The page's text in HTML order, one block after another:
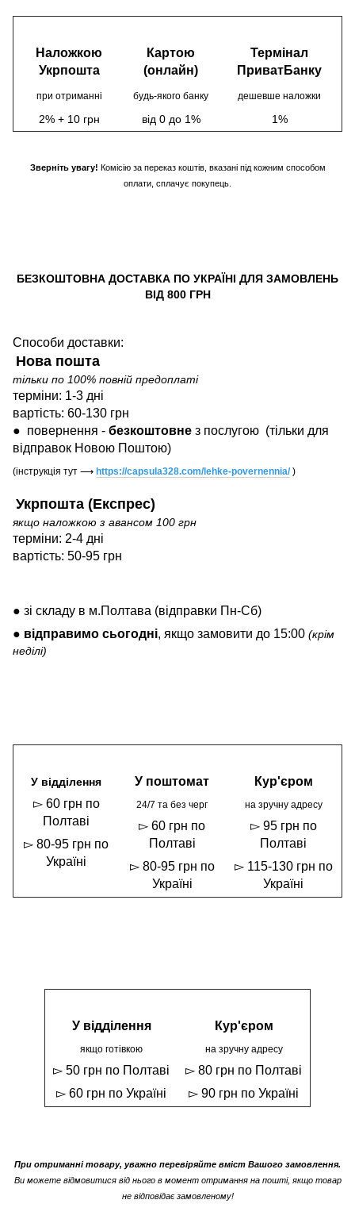
Наложкою
Укрпошта
Картою
(онлайн)
Термінал
ПриватБанку
при отриманні будь-якого банку дешевше наложки
2% + 10 грн від 0 до 1% 1%
Зверніть увагу! Комісію за переказ коштів, вказані під кожним способом
оплати, сплачує покупець.
БЕЗКОШТОВНА ДОСТАВКА ПО УКРАЇНІ ДЛЯ ЗАМОВЛЕНЬ
ВІД 800 ГРН
Способи доставки:
Нова пошта
тільки по 100% повній предоплаті
терміни: 1-3 дні
вартість: 60-130 грн
● повернення - безкоштовне з послугою (тільки для
відправок Новою Поштою)
(інструкція тут ⟶ https://capsula328.com/lehke-povernennia/)
Укрпошта (Експрес)
якщо наложкою з авансом 100 грн
терміни: 2-4 дні
вартість: 50-95 грн
● зі складу в м.Полтава (відправки Пн-Сб)
● відправимо сьогодні, якщо замовити до 15:00 (крім
неділі)
У відділення
▻ 60 грн по
Полтаві
▻ 80-95 грн по
Україні
У поштомат
24/7 та без черг
▻ 60 грн по
Полтаві
▻ 80-95 грн по
Україні
Кур'єром
на зручну адресу
▻ 95 грн по
Полтаві
▻ 115-130 грн по
Україні
У відділення
якщо готівкою
▻ 50 грн по Полтаві
▻ 60 грн по Україні
Кур'єром
на зручну адресу
▻ 80 грн по Полтаві
▻ 90 грн по Україні
При отриманні товару, уважно перевіряйте вміст Вашого замовлення.
Ви можете відмовитися від нього в момент отримання на пошті, якщо товар
не відповідає замовленому!